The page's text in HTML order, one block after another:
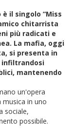
il singolo “Miss
chitarrista
più radicati e
La mafia, oggi
si presenta in
mantenendo
un'opera
musica in uno
sociale,
possibile.